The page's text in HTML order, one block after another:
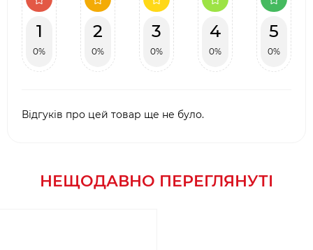
1
0%
2
0%
3
0%
4
0%
5
0%
Відгуків про цей товар ще не було.
НЕЩОДАВНО ПЕРЕГЛЯНУТІ